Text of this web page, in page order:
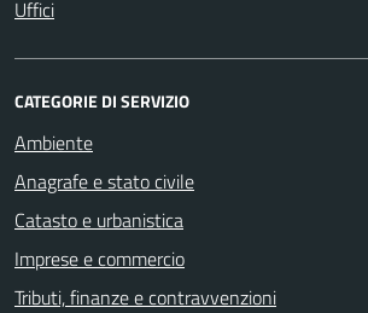
Uffici
CATEGORIE DI SERVIZIO
Ambiente
Anagrafe e stato civile
Catasto e urbanistica
Imprese e commercio
Tributi, finanze e contravvenzioni